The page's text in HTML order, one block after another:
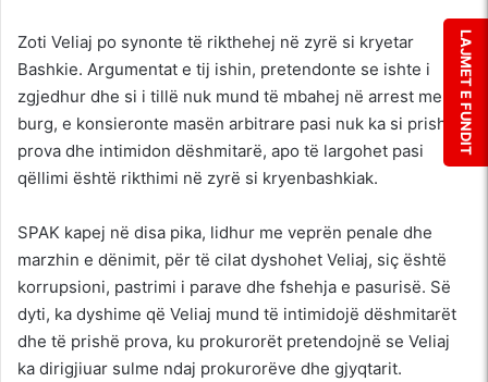
Zoti Veliaj po synonte të rikthehej në zyrë si kryetar
Bashkie. Argumentat e tij ishin, pretendonte se ishte i
zgjedhur dhe si i tillë nuk mund të mbahej në arrest me
burg, e konsieronte masën arbitrare pasi nuk ka si prish
prova dhe intimidon dëshmitarë, apo të largohet pasi
qëllimi është rikthimi në zyrë si kryenbashkiak.
SPAK kapej në disa pika, lidhur me veprën penale dhe
marzhin e dënimit, për të cilat dyshohet Veliaj, siç është
korrupsioni, pastrimi i parave dhe fshehja e pasurisë. Së
dyti, ka dyshime që Veliaj mund të intimidojë dëshmitarët
dhe të prishë prova, ku prokurorët pretendojnë se Veliaj
ka dirigjiuar sulme ndaj prokurorëve dhe gjyqtarit.
LAJMET E FUNDIT